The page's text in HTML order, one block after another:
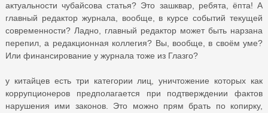
актуальности чубайсова статья? Это зашквар, ребята, ёпта! А
главный редактор журнала, вообще, в курсе событий текущей
современности? Ладно, главный редактор может быть нарзана
перепил, а редакционная коллегия? Вы, вообще, в своём уме?
Или финансирование у журнала тоже из Глазго?
у китайцев есть три категории лиц, уничтожение которых как
коррупционеров предполагается при подтверждении фактов
нарушения ими законов. Это можно прям брать по копирку,